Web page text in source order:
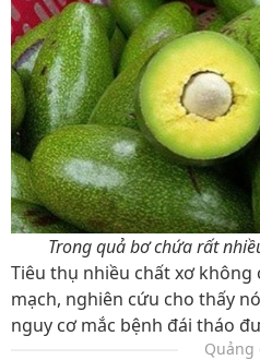
Trong quả bơ chứa rất
Tiêu thụ nhiều chất xơ
mạch, nghiên cứu cho thấy
nguy cơ mắc bệnh đái tháo
Quảng